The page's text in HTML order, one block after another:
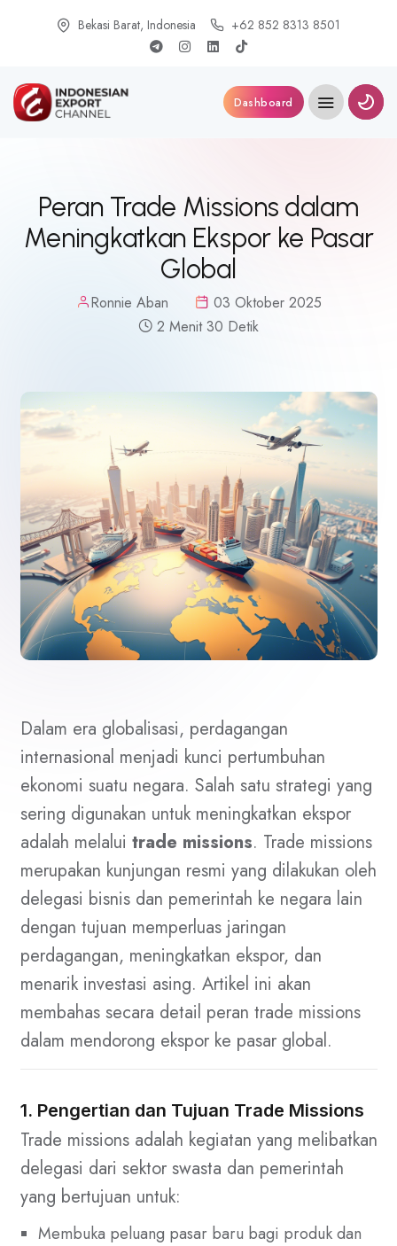
Bekasi Barat, Indonesia +62 852 8313 8501
Dashboard
Peran Trade Missions dalam
Meningkatkan Ekspor ke Pasar
Global
Ronnie Aban
03 Oktober 2025
2 Menit 30 Detik
Dalam era globalisasi, perdagangan
internasional menjadi kunci pertumbuhan
ekonomi suatu negara. Salah satu strategi yang
sering digunakan untuk meningkatkan ekspor
adalah melalui trade missions. Trade missions
merupakan kunjungan resmi yang dilakukan oleh
delegasi bisnis dan pemerintah ke negara lain
dengan tujuan memperluas jaringan
perdagangan, meningkatkan ekspor, dan
menarik investasi asing. Artikel ini akan
membahas secara detail peran trade missions
dalam mendorong ekspor ke pasar global.
1. Pengertian dan Tujuan Trade Missions
Trade missions adalah kegiatan yang melibatkan
delegasi dari sektor swasta dan pemerintah
yang bertujuan untuk:
Membuka peluang pasar baru bagi produk dan